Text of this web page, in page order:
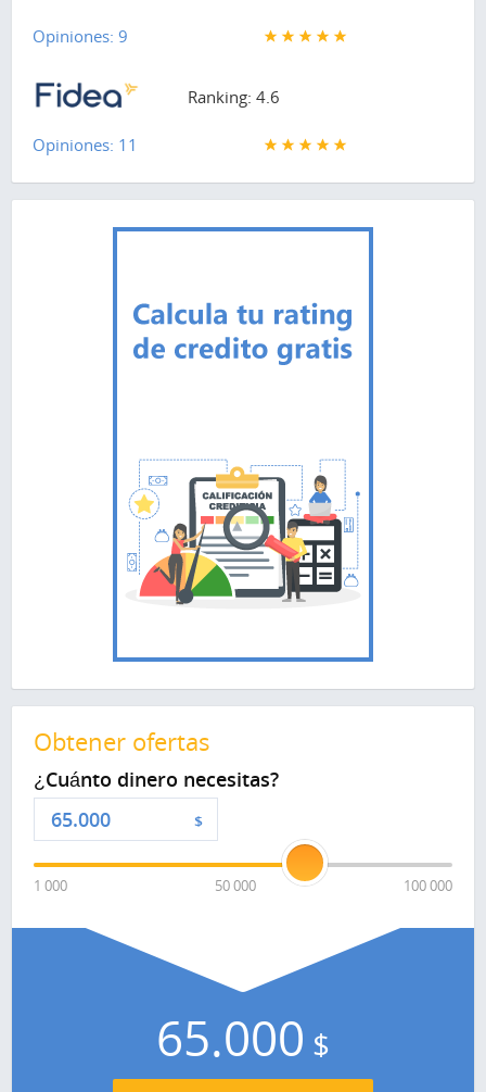
Opiniones: 9
Ranking: 4.6
Opiniones: 11
Obtener ofertas
¿Cuánto dinero necesitas?
$
1 000 50 000 100 000
65.000 $